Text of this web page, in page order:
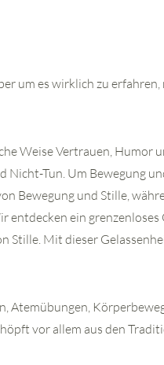
um es wirklich zu
Weise Vertrauen, Humor
Nicht-Tun. Um Bewegung
Bewegung und Stille,
ein
Stille. Mit dieser
Atemübungen,
vor allem aus den